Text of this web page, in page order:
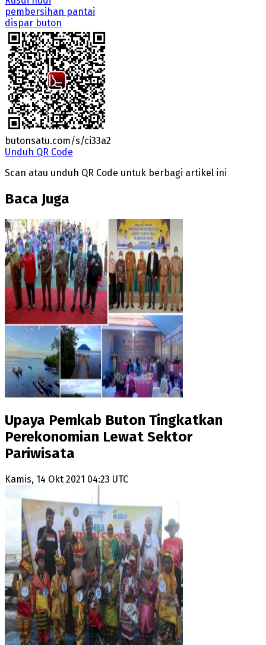
pembersihan pantai
dispar buton
butonsatu.com/s/ci33a2
Unduh QR Code
Scan atau unduh QR Code untuk berbagi artikel ini
Baca Juga
Upaya Pemkab Buton Tingkatkan
Perekonomian Lewat Sektor
Pariwisata
Kamis, 14 Okt 2021 04:23 UTC